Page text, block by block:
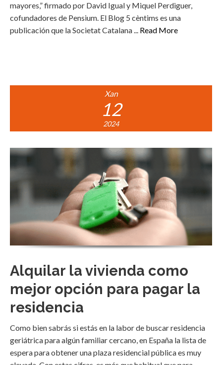
mayores,” firmado por David Igual y Miquel Perdiguer,
cofundadores de Pensium. El Blog 5 cèntims es una
publicación que la Societat Catalana ... Read More
Xan
12
2024
Alquilar la vivienda como
mejor opción para pagar la
residencia
Como bien sabrás si estás en la labor de buscar residencia
geriátrica para algún familiar cercano, en España la lista de
espera para obtener una plaza residencial pública es muy